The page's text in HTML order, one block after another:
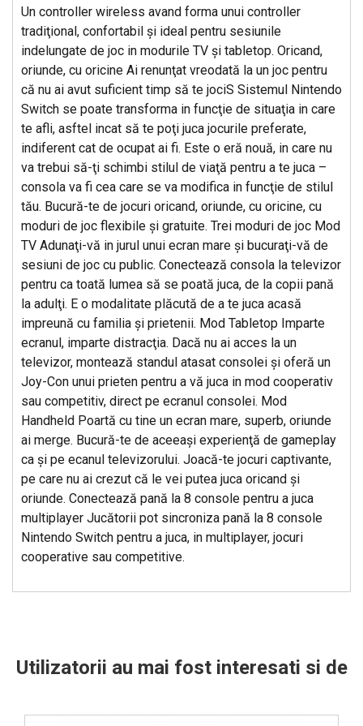
Un controller wireless avand forma unui controller
tradiţional, confortabil şi ideal pentru sesiunile
indelungate de joc in modurile TV şi tabletop. Oricand,
oriunde, cu oricine Ai renunţat vreodată la un joc pentru
că nu ai avut suficient timp să te jociS Sistemul Nintendo
Switch se poate transforma in funcţie de situaţia in care
te afli, asftel incat să te poţi juca jocurile preferate,
indiferent cat de ocupat ai fi. Este o eră nouă, in care nu
va trebui să-ţi schimbi stilul de viaţă pentru a te juca –
consola va fi cea care se va modifica in funcţie de stilul
tău. Bucură-te de jocuri oricand, oriunde, cu oricine, cu
moduri de joc flexibile şi gratuite. Trei moduri de joc Mod
TV Adunaţi-vă in jurul unui ecran mare şi bucuraţi-vă de
sesiuni de joc cu public. Conectează consola la televizor
pentru ca toată lumea să se poată juca, de la copii pană
la adulţi. E o modalitate plăcută de a te juca acasă
impreună cu familia şi prietenii. Mod Tabletop Imparte
ecranul, imparte distracţia. Dacă nu ai acces la un
televizor, montează standul atasat consolei şi oferă un
Joy-Con unui prieten pentru a vă juca in mod cooperativ
sau competitiv, direct pe ecranul consolei. Mod
Handheld Poartă cu tine un ecran mare, superb, oriunde
ai merge. Bucură-te de aceeaşi experienţă de gameplay
ca şi pe ecanul televizorului. Joacă-te jocuri captivante,
pe care nu ai crezut că le vei putea juca oricand şi
oriunde. Conectează pană la 8 console pentru a juca
multiplayer Jucătorii pot sincroniza pană la 8 console
Nintendo Switch pentru a juca, in multiplayer, jocuri
cooperative sau competitive.
Utilizatorii au mai fost interesati si de